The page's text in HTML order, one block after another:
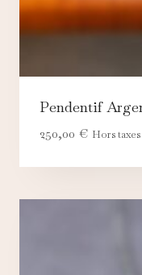
Pendentif
250,00 € Hors taxes